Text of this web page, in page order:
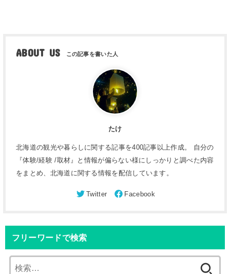
ABOUT US
たけ
北海道の観光や暮らしに関する記事を400記事以上作成。 自分の
『体験/経験 /取材』と情報が偏らない様にしっかりと調べた内容
をまとめ、北海道に関する情報を配信しています。
フリーワードで検索